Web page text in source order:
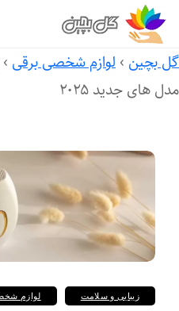
بچین›لوازم شخصی برقی ›
های جدید ۲۰۲۵
زیبایی و سلامت لوازم